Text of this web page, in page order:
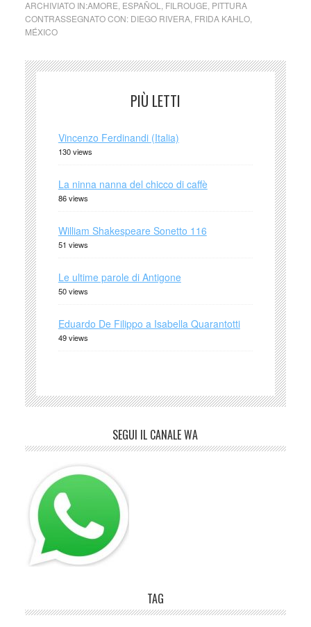
ARCHIVIATO IN:AMORE ESPAÑOL FILROUGE PITTURA
CONTRASSEGNATO CON: DIEGO RIVERA, FRIDA KAHLO,
MÉXICO
PIÙ LETTI
Vincenzo Ferdinandi (Italia)
130 views
La ninna nanna del chicco di caffè
86 views
William Shakespeare Sonetto 116
51 views
Le ultime parole di Antigone
50 views
Eduardo De Filippo a Isabella Quarantotti
49 views
SEGUI IL CANALE WA
TAG